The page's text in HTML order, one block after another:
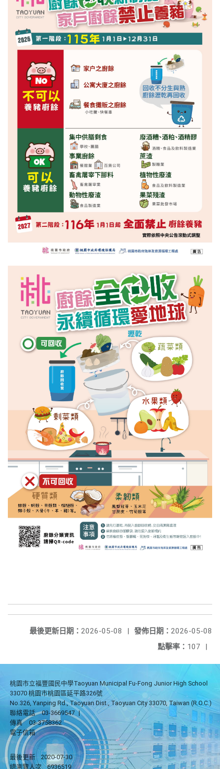
發佈日期： 2026-05-08
最後更新日期： 2026-05-08
|
點擊率： 107 |
桃園市立福豐國民中學Taoyuan Municipal Fu-Fong Junior High School
33070 桃園市桃園區延平路326號
No.326, Yanping Rd., Taoyuan Dist., Taoyuan City 33070, Taiwan (R.O.C.)
聯絡電話
03-3669547 |
傳真
03-3758362
電子信箱
最後更新
2020-07-30
總瀏覽人次
6936519